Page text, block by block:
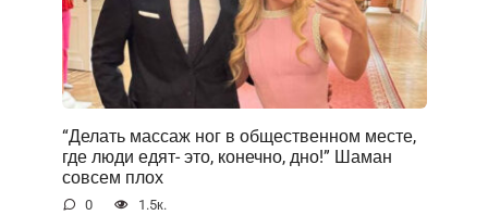
“Делать массаж ног в общественном месте,
где люди едят- это, конечно, дно!” Шаман
совсем плох
0 1.5к.